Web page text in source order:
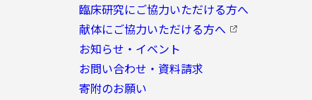
臨床研究にご協力いただける方へ
献体にご協力いただける方へ
お知らせ・イベント
お問い合わせ・資料請求
寄附のお願い